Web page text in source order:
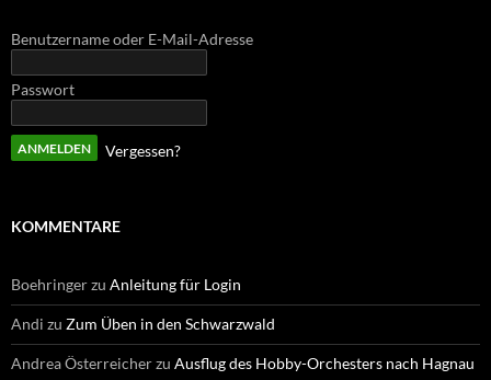
Benutzername oder E-Mail-Adresse
Passwort
Vergessen?
KOMMENTARE
Boehringerzu Anleitung für Login
Andi zu Zum Üben in den Schwarzwald
Andrea Österreicherzu Ausflug des Hobby-Orchesters nach Hagnau